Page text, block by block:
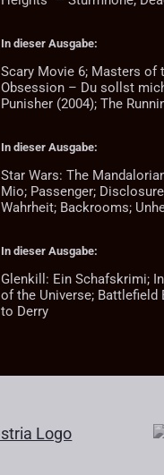
In dieser Ausgabe:
Scary Movie 6; Masters of
Obsession – Du sollst
Punisher (2004); The
In dieser Ausgabe:
Star Wars: The
Mio; Passenger;
Wahrheit; Backrooms;
In dieser Ausgabe:
Glenkill: Ein Schafskrimi;
of the Universe; Battlefield
to Derry